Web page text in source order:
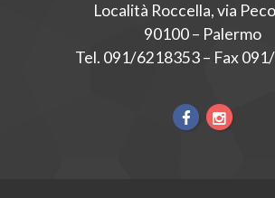
Località Roccella, via
90100 – Palermo
Tel. 091/6218353 – Fax